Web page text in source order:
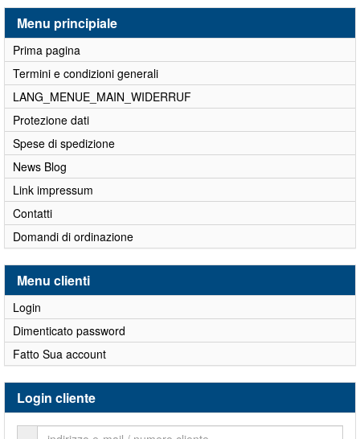
Menu principiale
Prima pagina
Termini e condizioni generali
LANG_MENUE_MAIN_WIDERRUF
Protezione dati
Spese di spedizione
News Blog
Link impressum
Contatti
Domandi di ordinazione
Menu clienti
Login
Dimenticato password
Fatto Sua account
Login cliente